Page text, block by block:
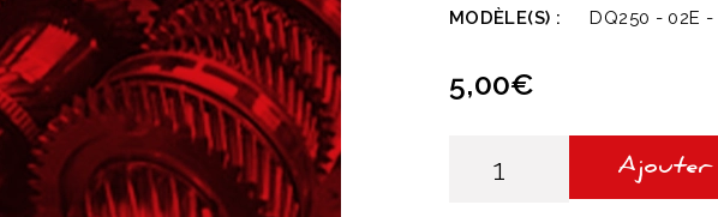
MODÈLE(S) :
DQ250 - 02E -
5,00€
JOINT
Ajouter